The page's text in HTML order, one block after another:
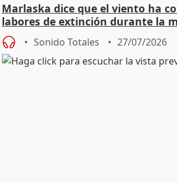
Marlaska dice que el viento ha
labores de extinción durante la
Sonido Totales 27/07/2026